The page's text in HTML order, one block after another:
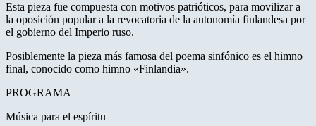
Esta pieza fue compuesta con motivos patrióticos, para movilizar a
la oposición popular a la revocatoria de la autonomía finlandesa por
el gobierno del Imperio ruso.
Posiblemente la pieza más famosa del poema sinfónico es el himno
final, conocido como himno «Finlandia».
PROGRAMA
Música para el espíritu